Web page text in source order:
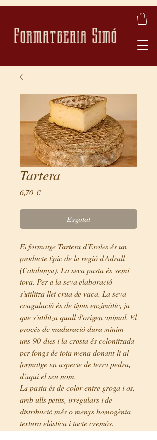
Formatgeria Simó
Tartera
6,70 €Price
Esgotat
El formatge Tartera d'Eroles és un
producte típic de la regió d'Adrall
(Catalunya). La seva pasta és semi
tova. Per a la seva elaboració
s'utilitza llet crua de vaca. La seva
coagulació és de tipus enzimàtic, ja
que s'utilitza quall d'origen animal. El
procés de maduració dura mínim
uns 90 dies i la crosta és colonitzada
per fongs de tota mena donant-li al
formatge un aspecte de terra pedra,
d'aquí el seu nom.
La pasta és de color entre groga i os,
amb ulls petits, irregulars i de
distribució més o menys homogènia,
textura elàstica i tacte cremós.
El gust és complex i persistent, un